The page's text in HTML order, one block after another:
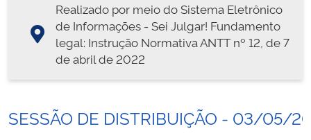
Realizado por meio do Sistema Eletrônico
de Informações - Sei Julgar! Fundamento
legal: Instrução Normativa ANTT nº 12, de 7
de abril de 2022
SESSÃO DE DISTRIBUIÇÃO - 03/05/